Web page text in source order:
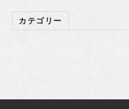
カテゴリー